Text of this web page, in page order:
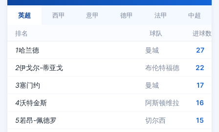
英超 西甲 意甲 德甲 法甲 中超
排名 球队 进球数
1哈兰德 曼城 27
2伊戈尔-蒂亚戈 布伦特福德 22
3塞门约 曼城 17
4沃特金斯 阿斯顿维拉 16
5若昂-佩德罗 切尔西 15